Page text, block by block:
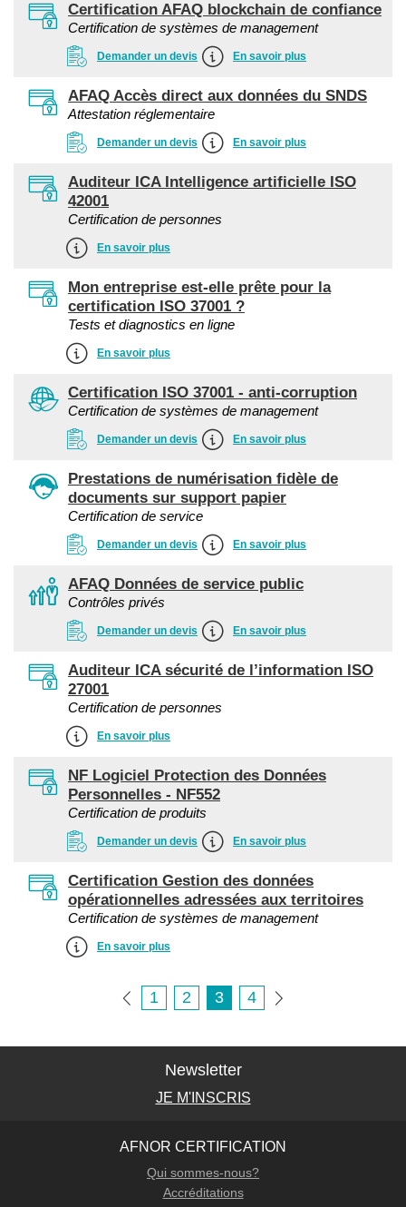
Certification AFAQ blockchain de confiance
Certification de systèmes de management
Demander un devis En savoir plus
AFAQ Accès direct aux données du SNDS
Attestation réglementaire
Demander un devis En savoir plus
Auditeur ICA Intelligence artificielle ISO
42001
Certification de personnes
En savoir plus
Mon entreprise est-elle prête pour la
certification ISO 37001 ?
Tests et diagnostics en ligne
En savoir plus
Certification ISO 37001 - anti-corruption
Certification de systèmes de management
Demander un devis En savoir plus
Prestations de numérisation fidèle de
documents sur support papier
Certification de service
Demander un devis En savoir plus
AFAQ Données de service public
Contrôles privés
Demander un devis En savoir plus
Auditeur ICA sécurité de l’information ISO
27001
Certification de personnes
En savoir plus
NF Logiciel Protection des Données
Personnelles - NF552
Certification de produits
Demander un devis En savoir plus
Certification Gestion des données
opérationnelles adressées aux territoires
Certification de systèmes de management
En savoir plus
1 2 3 4
Newsletter
JE M'INSCRIS
AFNOR CERTIFICATION
Qui sommes-nous?
Accréditations